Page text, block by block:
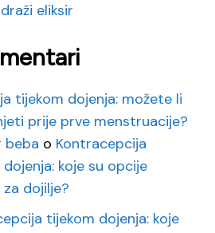
eliksir
tijekom dojenja: možete li
prije prve menstruacije?
beba o Kontracepcija
koje su opcije
dojilje?
tijekom dojenja: koje